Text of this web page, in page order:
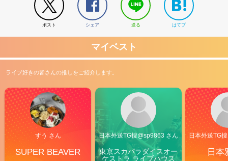
ポスト シェア 送る はてブ
マイベスト
ライブ好きの皆さんの推しをご紹介します。
すう さん
SUPER BEAVER
日本外送TG搜@sp9863 さん
東京スカパラダイスオー
ケストラ ライブハウス
日本外送TG
日本